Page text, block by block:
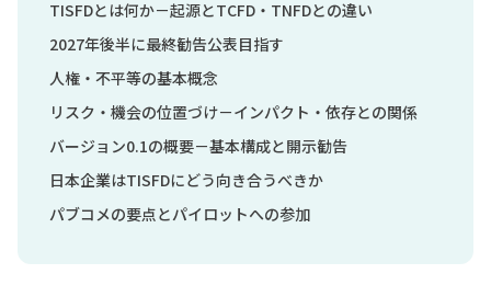
TISFDとは何か－起源とTCFD・TNFDとの違い
2027年後半に最終勧告公表目指す
人権・不平等の基本概念
リスク・機会の位置づけ－インパクト・依存との関係
バージョン0.1の概要－基本構成と開示勧告
日本企業はTISFDにどう向き合うべきか
パブコメの要点とパイロットへの参加